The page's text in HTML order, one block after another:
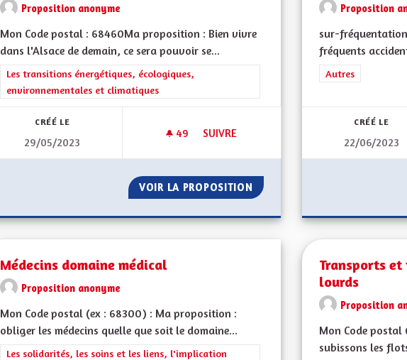
Proposition anonyme
Mon Code postal : 68460Ma proposition : Bien vivre
dans l'Alsace de demain, ce sera pouvoir se...
Filtrer les résultats de la catégorie : Les transitions énergétiques, écologiques,
Les transitions énergétiques, écologiques,
environnementales et climatiques
CRÉÉ LE
29/05/2023
49 49 ABONNÉS
SUIVRE
DÉVELOPPER LES TRANSPORTS DOUX
VOIR LA PROPOSITION DÉVELOPPER LES
Proposition
sur-
fréquents
Filtrer les
Autres
CRÉÉ LE
22/06/2023
Médecins domaine médical
Proposition anonyme
Mon Code postal (ex : 68300) : Ma proposition :
obliger les médecins quelle que soit le domaine...
Filtrer les résultats de la catégorie : Les solidarités, les soins et les liens, l'implication
Les solidarités, les soins et les liens, l'implication
Transports
lourds
Proposition
Mon Code
subissons les